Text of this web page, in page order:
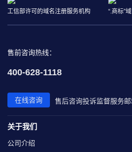
工信部许可的域名注册服务机构 “.商标”
售前咨询热线：
400-628-1118
在线咨询 售后咨询投诉监督服务
关于我们
公司介绍